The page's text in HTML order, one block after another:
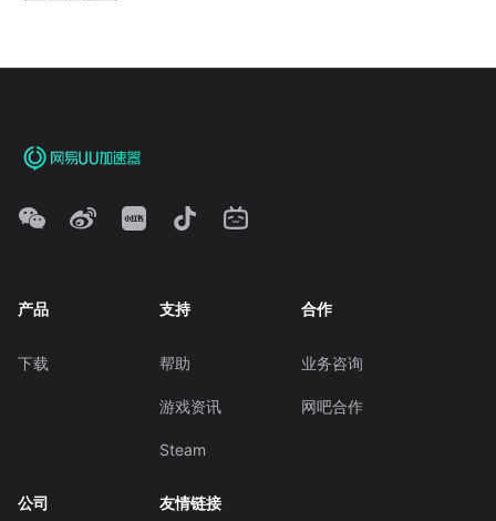
产品
下载
支持
帮助
游戏资讯
Steam
合作
业务咨询
网吧合作
公司 友情链接